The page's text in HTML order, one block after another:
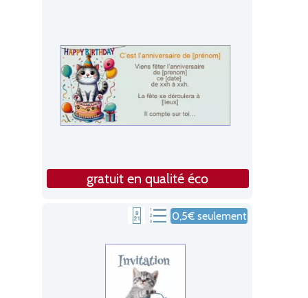
gratuit en qualité éco
0,5€ seulement